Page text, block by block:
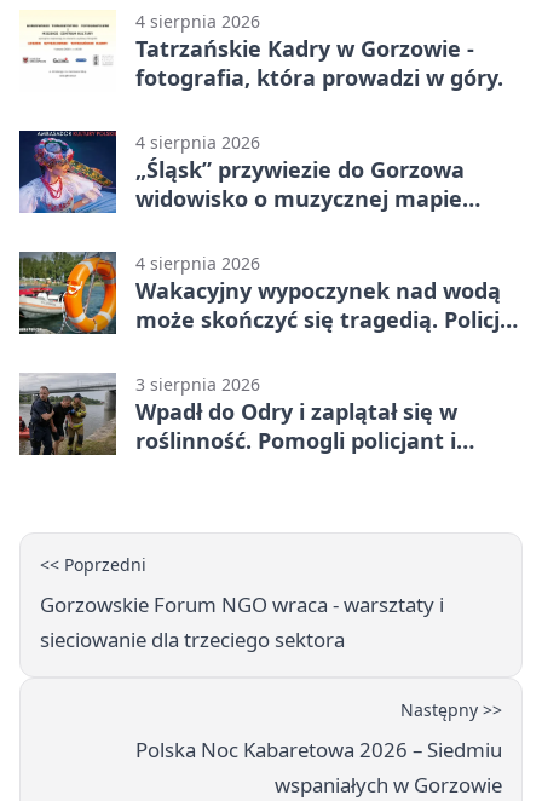
4 sierpnia 2026
Tatrzańskie Kadry w Gorzowie -
fotografia, która prowadzi w góry.
4 sierpnia 2026
„Śląsk” przywiezie do Gorzowa
widowisko o muzycznej mapie
4 sierpnia 2026
Wakacyjny wypoczynek nad wodą
może skończyć się tragedią. Policja
3 sierpnia 2026
Wpadł do Odry i zaplątał się w
roślinność. Pomogli policjant i
<< Poprzedni
Gorzowskie Forum NGO wraca - warsztaty i
sieciowanie dla trzeciego sektora
Następny >>
Polska Noc Kabaretowa 2026 – Siedmiu
wspaniałych w Gorzowie